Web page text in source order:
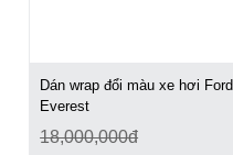
Dán wrap đổi màu xe hơi Ford
Everest
18,000,000đ